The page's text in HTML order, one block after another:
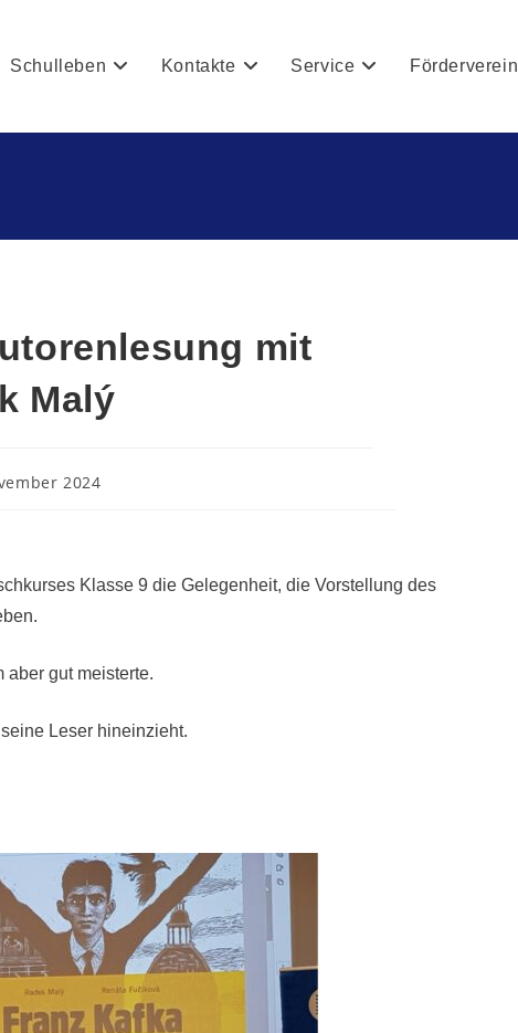
Schulleben Kontakte Service Förderverein
mit
Malý
2024
Klasse 9 die Gelegenheit, die Vorstellung des
gut meisterte.
Leser hineinzieht.